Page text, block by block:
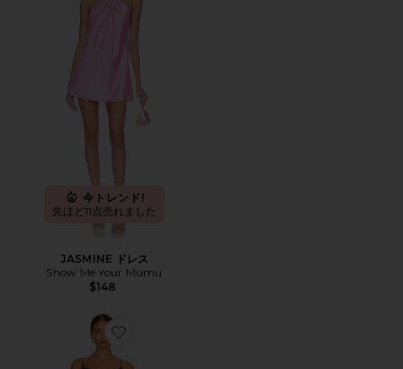
今トレンド!
先ほど11点売れました
JASMINE ドレス
Show Me Your Mumu
$148
Favorite JACINDA ドレス